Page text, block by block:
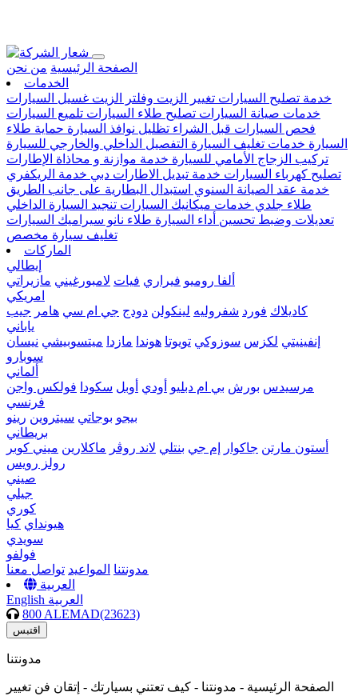
الصفحة الرئيسية من نحن
الخدمات
خدمة تصليح السيارات تغيير الزيت وفلتر الزيت غسيل السيارات
خدمات صيانة السيارات تصليح طلاء السيارات تلميع السيارات
فحص السيارات قبل الشراء تظليل نوافذ السيارة حماية طلاء
السيارة خدمات تغليف السيارة التفصيل الداخلي والخارجي للسيارة
تركيب الزجاج الأمامي للسيارة خدمة موازنة و محاذاة الإطارات
تصليح كهرباء السيارات خدمة تبديل الاطارات دبي خدمة الريكفري
خدمة عقد الصيانة السنوي استبدال البطارية على جانب الطريق
طلاء جلدي خدمات ميكانيك السيارات تنجيد السيارة الداخلي
تعديلات وضبط تحسين أداء السيارة طلاء نانو سيراميك السيارات
تغليف سيارة مخصص
الماركات
إيطالي
ألفا روميو فيراري فيات لامبورغيني مازيراتي
امريكي
كاديلاك فورد شفروليه لينكولن دودج جي ام سي هامر جيب
ياباني
إنفينيتي لكزس سوزوكي تويوتا هوندا مازدا ميتسوبيشي نيسان
سوبارو
ألماني
مرسيدس بورش بي ام دبليو أودي أوبل سكودا فولكس واجن
فرنسي
بيجو بوجاتي سيتروين رينو
بريطاني
أستون مارتن جاكوار إم جي بنتلي لاند روڤر ماكلارين ميني كوبر
رولز رويس
صيني
جيلي
كوري
هيونداي كيا
سويدي
فولفو
مدونتنا المواعيد تواصل معنا
العربية
English العربية
800 ALEMAD(23623)
اقتبس
مدونتنا
الصفحة الرئيسية - مدونتنا - كيف تعتني بسيارتك - إتقان فن تغيير